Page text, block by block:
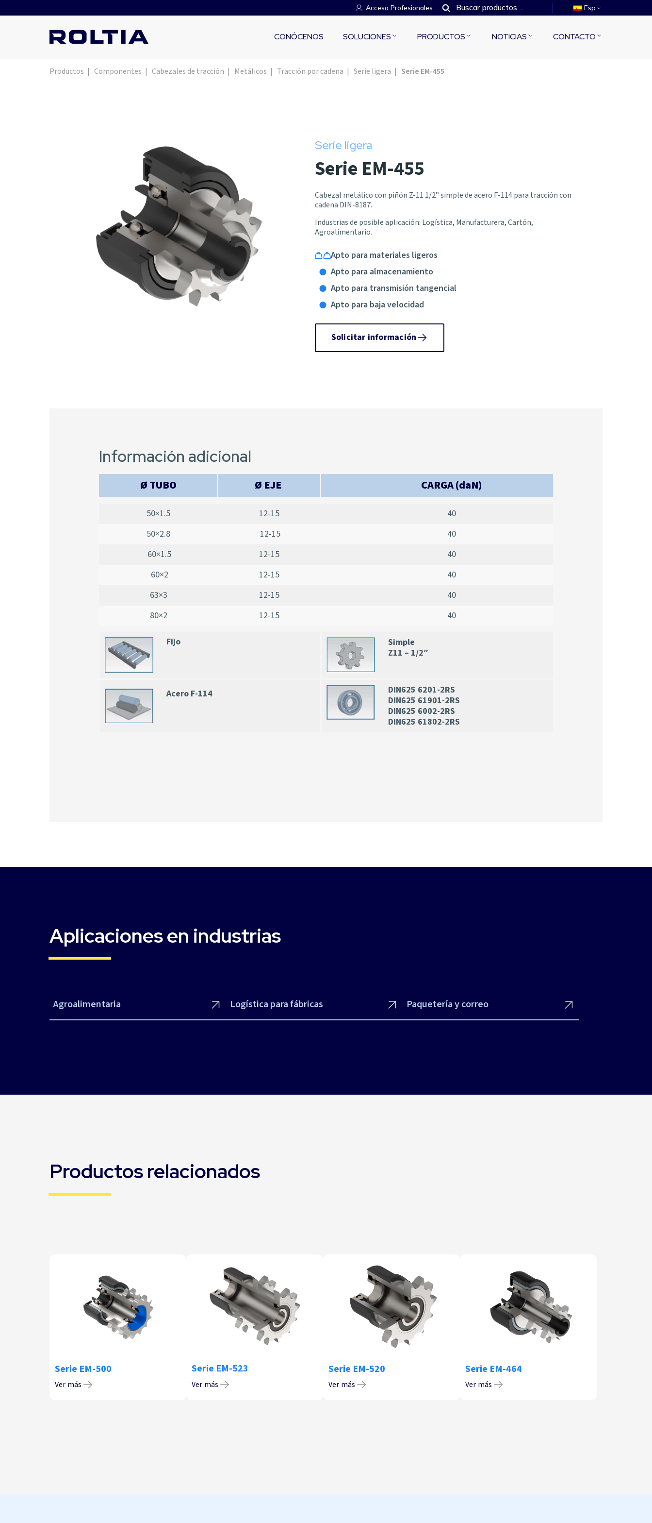
Acceso Profesionales Esp
CONÓCENOS SOLUCIONES PRODUCTOS NOTICIAS CONTACTO
Productos | Componentes | Cabezales de tracción | Metálicos | Tracción por cadena | Serie ligera | Serie EM-455
Serie ligera
Serie EM-455
Cabezal metálico con piñón Z-11 1/2” simple de acero F-114 para tracción con
cadena DIN-8187.
Industrias de posible aplicación: Logística, Manufacturera, Cartón,
Agroalimentario.
Apto para materiales ligeros
Apto para almacenamiento
Apto para transmisión tangencial
Apto para baja velocidad
Solicitar información
Información adicional
Ø TUBO ØEJE CARGA (daN)
50×1.5 12-15
40
50×2.8
12-15
40
60×1.5
12-15
40
60×2
12-15
40
63×3
12-15
40
80×2
12-15 40
Fijo
Simple
Z11 – 1/2″
Acero F-114
DIN625 6201-2RS
DIN625 61901-2RS
DIN625 6002-2RS
DIN625 61802-2RS
Aplicaciones en industrias
Agroalimentaria Logística para fábricas Paquetería y correo
Productos relacionados
Serie EM-500
Ver más
Serie EM-523
Ver más
Serie EM-520
Ver más
Serie EM-464
Ver más